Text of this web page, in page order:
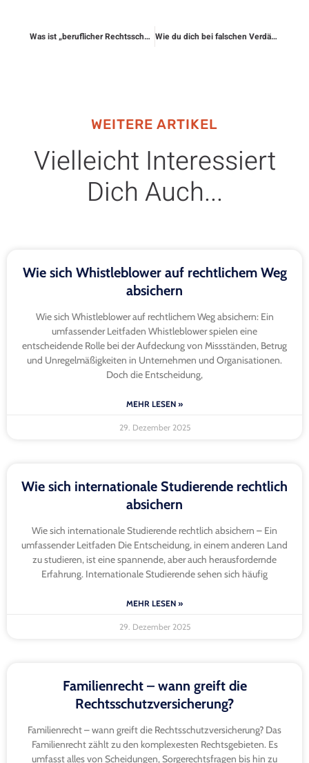
Was ist „beruflicher Rechtsschutz für Selbstständige“? Wie du dich bei falschen Verdächtigungen schützt
WEITERE ARTIKEL
Vielleicht Interessiert
Dich Auch...
Wie sich Whistleblower auf rechtlichem Weg
absichern
Wie sich Whistleblower auf rechtlichem Weg absichern: Ein
umfassender Leitfaden Whistleblower spielen eine
entscheidende Rolle bei der Aufdeckung von Missständen, Betrug
und Unregelmäßigkeiten in Unternehmen und Organisationen.
Doch die Entscheidung,
MEHR LESEN »
29. Dezember 2025
Wie sich internationale Studierende rechtlich
absichern
Wie sich internationale Studierende rechtlich absichern – Ein
umfassender Leitfaden Die Entscheidung, in einem anderen Land
zu studieren, ist eine spannende, aber auch herausfordernde
Erfahrung. Internationale Studierende sehen sich häufig
MEHR LESEN »
29. Dezember 2025
Familienrecht – wann greift die
Rechtsschutzversicherung?
Familienrecht – wann greift die Rechtsschutzversicherung? Das
Familienrecht zählt zu den komplexesten Rechtsgebieten. Es
umfasst alles von Scheidungen, Sorgerechtsfragen bis hin zu